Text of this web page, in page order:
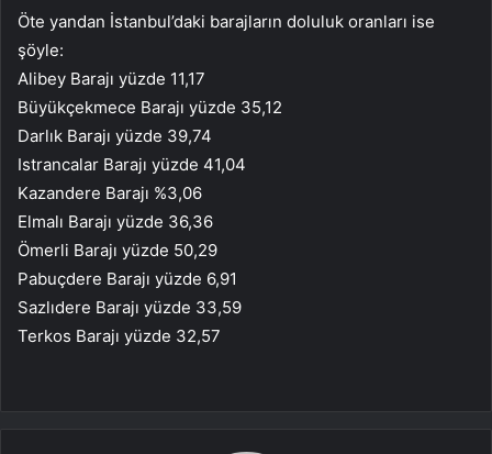
Öte yandan İstanbul’daki barajların doluluk oranları ise
şöyle:
Alibey Barajı yüzde 11,17
Büyükçekmece Barajı yüzde 35,12
Darlık Barajı yüzde 39,74
Istrancalar Barajı yüzde 41,04
Kazandere Barajı %3,06
Elmalı Barajı yüzde 36,36
Ömerli Barajı yüzde 50,29
Pabuçdere Barajı yüzde 6,91
Sazlıdere Barajı yüzde 33,59
Terkos Barajı yüzde 32,57